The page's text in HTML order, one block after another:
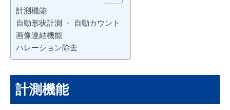
計測機能
自動形状計測 ・ 自動カウント
画像連結機能
ハレーション除去
計測機能